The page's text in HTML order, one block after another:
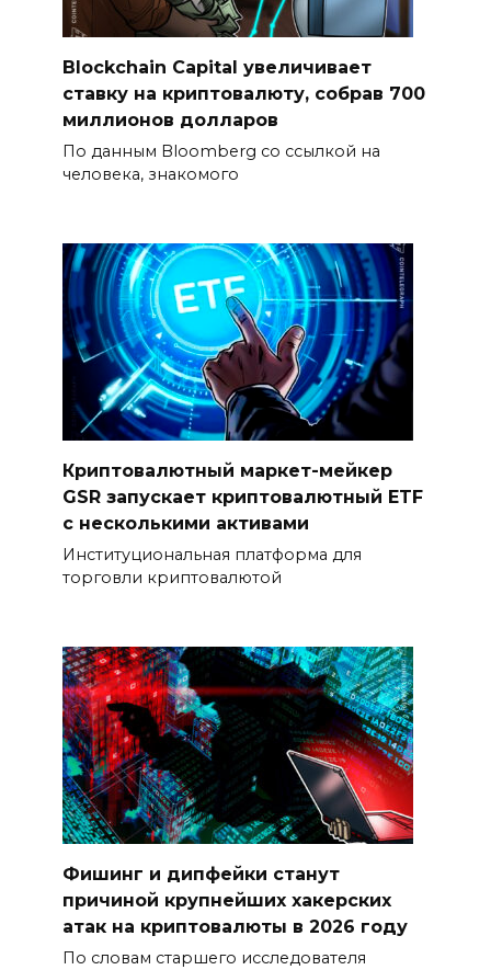
Blockchain Capital увеличивает
ставку на криптовалюту, собрав 700
миллионов долларов
По данным Bloomberg со ссылкой на
человека, знакомого
Криптовалютный маркет-мейкер
GSR запускает криптовалютный ETF
с несколькими активами
Институциональная платформа для
торговли криптовалютой
Фишинг и дипфейки станут
причиной крупнейших хакерских
атак на криптовалюты в 2026 году
По словам старшего исследователя